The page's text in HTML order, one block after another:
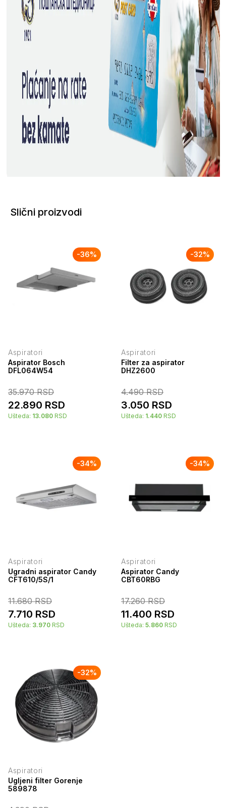
Slični proizvodi
-36%
Aspiratori
Aspirator Bosch
DFL064W54
35.970RSD
22.890 RSD
Ušteda: 13.080 RSD
-32%
Aspiratori
Filter za aspirator
DHZ2600
4.490RSD
3.050 RSD
Ušteda: 1.440 RSD
-34%
Aspiratori
Ugradni aspirator Candy
CFT610/5S/1
11.680RSD
7.710 RSD
Ušteda: 3.970 RSD
-34%
Aspiratori
Aspirator Candy
CBT60RBG
17.260RSD
11.400 RSD
Ušteda: 5.860 RSD
-32%
Aspiratori
Ugljeni filter Gorenje
589878